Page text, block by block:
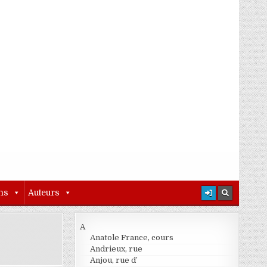
Auteurs
A
Anatole France, cours
Andrieux, rue
Anjou, rue d’